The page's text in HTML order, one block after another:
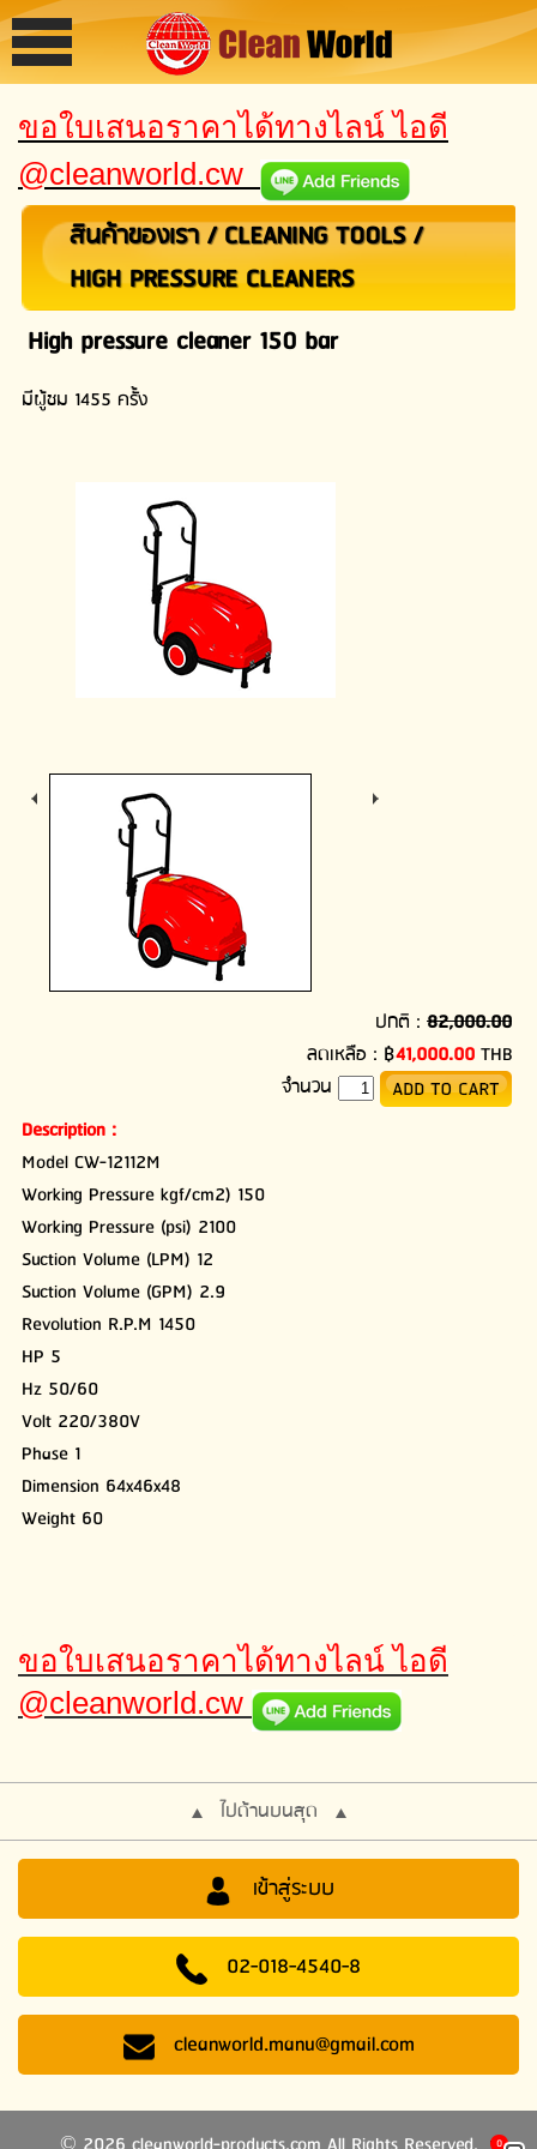
0
ขอใบเสนอราคาได้ทางไลน์ ไอดี
@cleanworld.cw
สินค้าของเรา/CLEANING TOOLS/
HIGH PRESSURE CLEANERS
High pressure cleaner 150 bar
มีผู้ชม 1455 ครั้ง
ปกติ : 82,000.00
ลดเหลือ : ฿41,000.00THB
จำนวน
Description :
Model CW-12112M
Working Pressure kgf/cm2) 150
Working Pressure (psi) 2100
Suction Volume (LPM) 12
Suction Volume (GPM) 2.9
Revolution R.P.M 1450
HP 5
Hz 50/60
Volt 220/380V
Phase 1
Dimension 64x46x48
Weight 60
ขอใบเสนอราคาได้ทางไลน์ ไอดี
@cleanworld.cw
ไปด้านบนสุด
เข้าสู่ระบบ
02-018-4540-8
cleanworld.manu@gmail.com
©